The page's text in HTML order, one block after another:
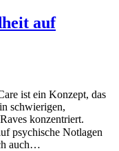
auf
ist ein Konzept, das
schwierigen,
konzentriert.
psychische Notlagen
auch…